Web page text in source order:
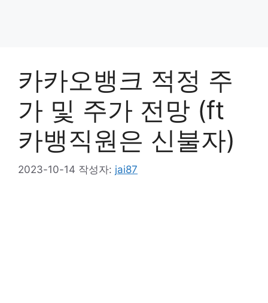
카카오뱅크 적정 주
가 및 주가 전망 (ft
카뱅직원은 신불자)
2023-10-14 작성자: jai87